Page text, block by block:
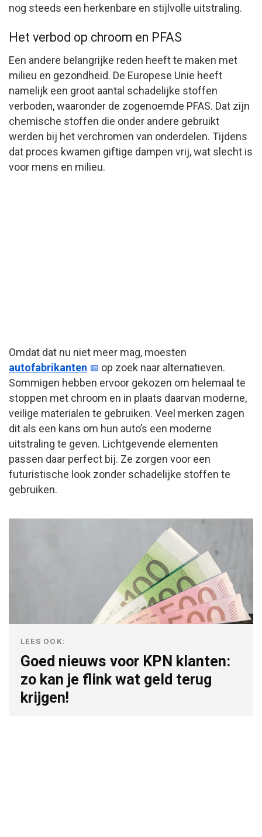
nog steeds een herkenbare en stijlvolle uitstraling.
Het verbod op chroom en PFAS
Een andere belangrijke reden heeft te maken met
milieu en gezondheid. De Europese Unie heeft
namelijk een groot aantal schadelijke stoffen
verboden, waaronder de zogenoemde PFAS. Dat zijn
chemische stoffen die onder andere gebruikt
werden bij het verchromen van onderdelen. Tijdens
dat proces kwamen giftige dampen vrij, wat slecht is
voor mens en milieu.
Omdat dat nu niet meer mag, moesten
autofabrikanten
op zoek naar alternatieven.
Sommigen hebben ervoor gekozen om helemaal te
stoppen met chroom en in plaats daarvan moderne,
veilige materialen te gebruiken. Veel merken zagen
dit als een kans om hun auto’s een moderne
uitstraling te geven. Lichtgevende elementen
passen daar perfect bij. Ze zorgen voor een
futuristische look zonder schadelijke stoffen te
gebruiken.
LEES OOK:
Goed nieuws voor KPN klanten:
zo kan je flink wat geld terug
krijgen!